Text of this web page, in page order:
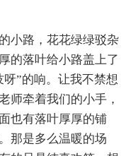
小路，花花绿绿驳杂
的落叶给小路盖上了
”的响。让我不禁想
师牵着我们的小手，
也有落叶厚厚的铺
那是多么温暖的场